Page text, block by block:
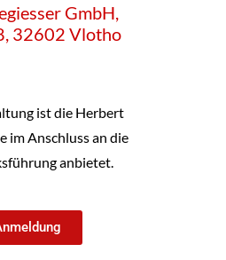
GmbH,
32602 Vlotho
ist die Herbert
im Anschluss an die
anbietet.